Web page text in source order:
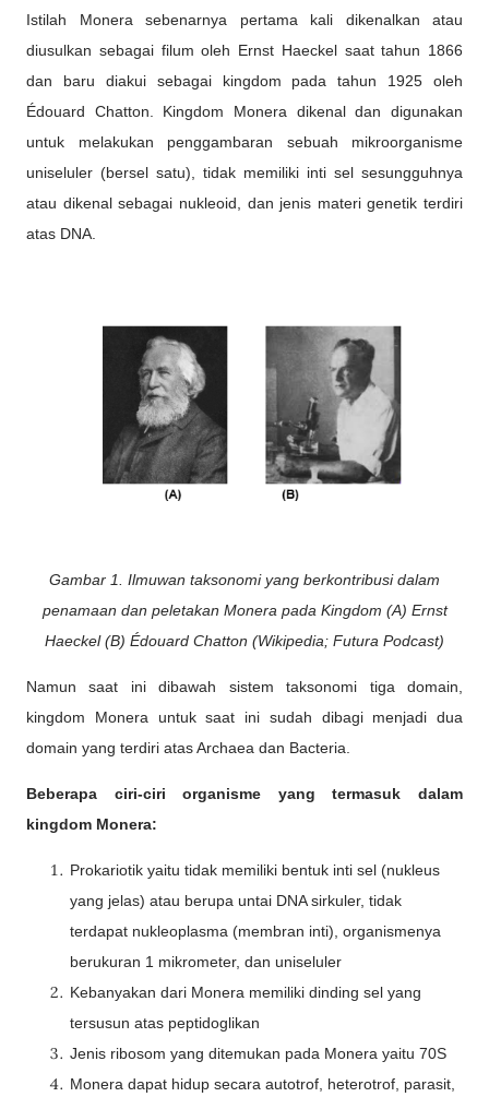
Istilah Monera sebenarnya pertama kali dikenalkan atau
diusulkan sebagai filum oleh Ernst Haeckel saat tahun 1866
dan baru diakui sebagai kingdom pada tahun 1925 oleh
Édouard Chatton. Kingdom Monera dikenal dan digunakan
untuk melakukan penggambaran sebuah mikroorganisme
uniseluler (bersel satu), tidak memiliki inti sel sesungguhnya
atau dikenal sebagai nukleoid, dan jenis materi genetik terdiri
atas DNA.
Gambar 1. Ilmuwan taksonomi yang berkontribusi dalam
penamaan dan peletakan Monera pada Kingdom (A) Ernst
Haeckel (B) Édouard Chatton (Wikipedia; Futura Podcast)
Namun saat ini dibawah sistem taksonomi tiga domain,
kingdom Monera untuk saat ini sudah dibagi menjadi dua
domain yang terdiri atas Archaea dan Bacteria.
Beberapa ciri-ciri organisme yang termasuk dalam
kingdom Monera:
Prokariotik yaitu tidak memiliki bentuk inti sel (nukleus
yang jelas) atau berupa untai DNA sirkuler, tidak
terdapat nukleoplasma (membran inti), organismenya
berukuran 1 mikrometer, dan uniseluler
Kebanyakan dari Monera memiliki dinding sel yang
tersusun atas peptidoglikan
Jenis ribosom yang ditemukan pada Monera yaitu 70S
Monera dapat hidup secara autotrof, heterotrof, parasit,